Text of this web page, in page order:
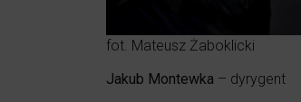
fot. Mateusz Żaboklicki
Jakub Montewka – dyrygent